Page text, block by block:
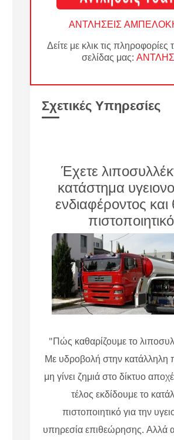
ΑΝΤΛΗΣΕΙΣ
Δείτε με κλικ τις πληροφορίες
σελίδας μας:
Σχετικές Υπηρεσίες
Έχετε
κατάστημα
ενδιαφέροντος και
"Πώς καθαρίζουμε το
Με υδροβολή στην κατάλληλη
μη γίνει ζημιά στο δίκτυο
τέλος εκδίδουμε το
πιστοποιητικό για την
υπηρεσία επιθεώρησης. Αλλά